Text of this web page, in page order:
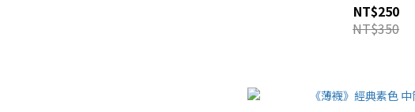
NT$250
NT$350